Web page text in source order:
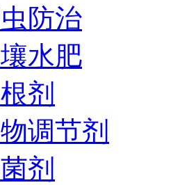
防治
水肥
剂
调节剂
剂